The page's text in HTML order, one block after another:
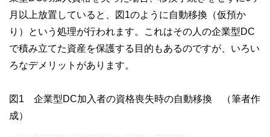
月以上放置していると、図1のように自動移換（仮預か
り）という処理が行われます。これはその人の企業型DC
で積み立てた資産を保護する目的もあるのですが、いろい
ろなデメリットがあります。
図1 企業型DC加入者の資格喪失時の自動移換 （筆者作
成）